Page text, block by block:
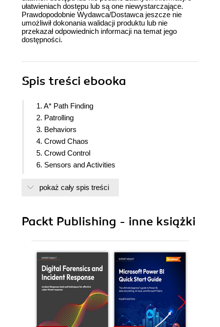
ułatwieniach dostępu lub są one niewystarczające.
Prawdopodobnie Wydawca/Dostawca jeszcze nie
umożliwił dokonania walidacji produktu lub nie
przekazał odpowiednich informacji na temat jego
dostępności.
Spis treści ebooka
1. A* Path Finding
2. Patrolling
3. Behaviors
4. Crowd Chaos
5. Crowd Control
6. Sensors and Activities
8. Attack
11. Advanced NavMesh Generation
pokaż cały spis treści
Packt Publishing - inne książki